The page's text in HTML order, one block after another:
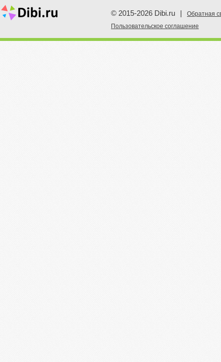
© 2015-2026 Dibi.ru
Обратная
Пoльзовательское соглашение